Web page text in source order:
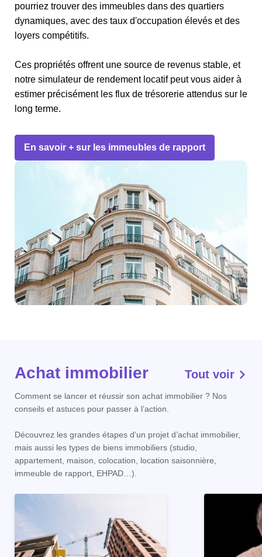
pourriez trouver des immeubles dans des quartiers
dynamiques, avec des taux d'occupation élevés et des
loyers compétitifs.
Ces propriétés offrent une source de revenus stable, et
notre simulateur de rendement locatif peut vous aider à
estimer précisément les flux de trésorerie attendus sur le
long terme.
En savoir + sur les immeubles de rapport
Achat immobilier Tout voir
Comment se lancer et réussir son achat immobilier ? Nos
conseils et astuces pour passer à l’action.
Découvrez les grandes étapes d’un projet d’achat immobilier,
mais aussi les types de biens immobiliers (studio,
appartement, maison, colocation, location saisonnière,
immeuble de rapport, EHPAD…).